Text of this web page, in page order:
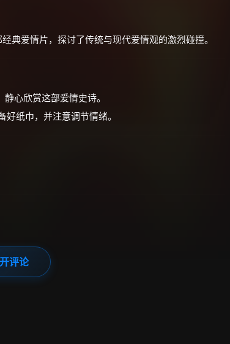
典爱情片，探讨了传统与现代爱情观的激烈碰撞。
心欣赏这部爱情史诗。
纸巾，并注意调节情绪。
评论